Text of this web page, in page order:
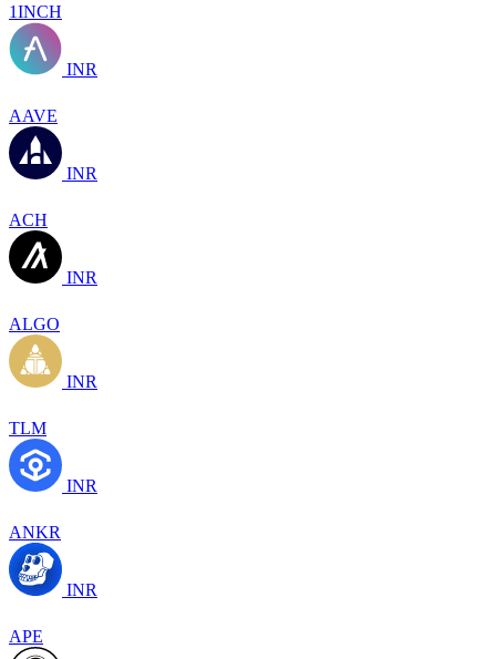
1INCH
INR
AAVE
INR
ACH
INR
ALGO
INR
TLM
INR
ANKR
INR
APE